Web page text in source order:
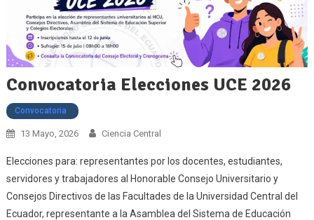
Convocatoria Elecciones UCE 2026
Convocatoria
13 Mayo, 2026 Ciencia Central
Elecciones para: representantes por los docentes, estudiantes,
servidores y trabajadores al Honorable Consejo Universitario y
Consejos Directivos de las Facultades de la Universidad Central del
Ecuador, representante a la Asamblea del Sistema de Educación